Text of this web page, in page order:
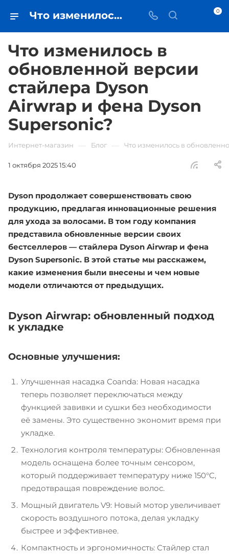
Что изменилось в обновленной версии стайлера Dyson Airwrap и фена Dyson Supersonic? - iЧехол 0
Что изменилось в
обновленной версии
стайлера Dyson
Airwrap и фена Dyson
Supersonic?
Интернет-магазин Блог Что изменилось в
1 октября 2025 15:40
Dyson продолжает совершенствовать свою
продукцию, предлагая инновационные решения
для ухода за волосами. В том году компания
представила обновленные версии своих
бестселлеров — стайлера Dyson Airwrap и фена
Dyson Supersonic. В этой статье мы расскажем,
какие изменения были внесены и чем новые
модели отличаются от предыдущих.
Dyson Airwrap: обновленный подход
к укладке
Основные улучшения:
Улучшенная насадка Coanda: Новая насадка
теперь позволяет переключаться между
функцией завивки и сушки без необходимости
её замены. Это существенно экономит время при
укладке.
Технология контроля температуры: Обновленная
модель оснащена более точным сенсором,
который поддерживает температуру ниже 150°C,
предотвращая повреждение волос.
Мощный двигатель V9: Новый мотор увеличивает
скорость воздушного потока, делая укладку
быстрее и эффективнее.
Компактность и эргономичность: Стайлер стал